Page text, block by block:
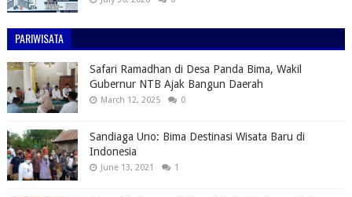
PARIWISATA
Safari Ramadhan di Desa Panda Bima, Wakil
Gubernur NTB Ajak Bangun Daerah
March 12, 2025 0
Sandiaga Uno: Bima Destinasi Wisata Baru di
Indonesia
June 13, 2021 1